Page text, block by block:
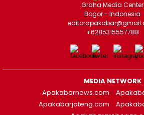
Graha Media Center
Bogor - Indonesia
+6285315557788
MEDIA NETWORK
Apakabarnews.com
Apakabarjateng.com